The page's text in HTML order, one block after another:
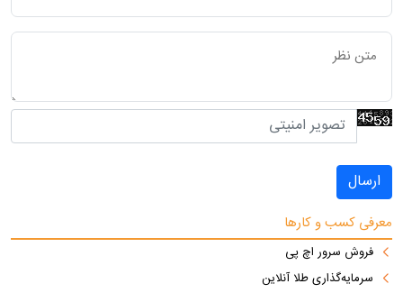
ارسال
معرفی کسب و کارها
فروش سرور اچ پی
سرمایه‌گذاری طلا آنلاین